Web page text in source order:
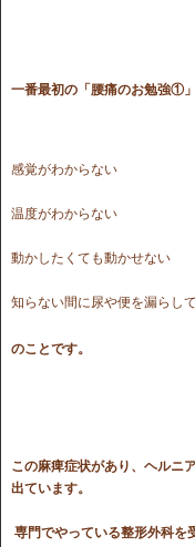
一番最初の「腰痛のお勉強①
感覚がわからない
温度がわからない
動かしたくても動かせない
知らない間に尿や便を漏らし
のことです。
この麻痺症状があり、ヘルニ
出ています。
専門でやっている整形外科を